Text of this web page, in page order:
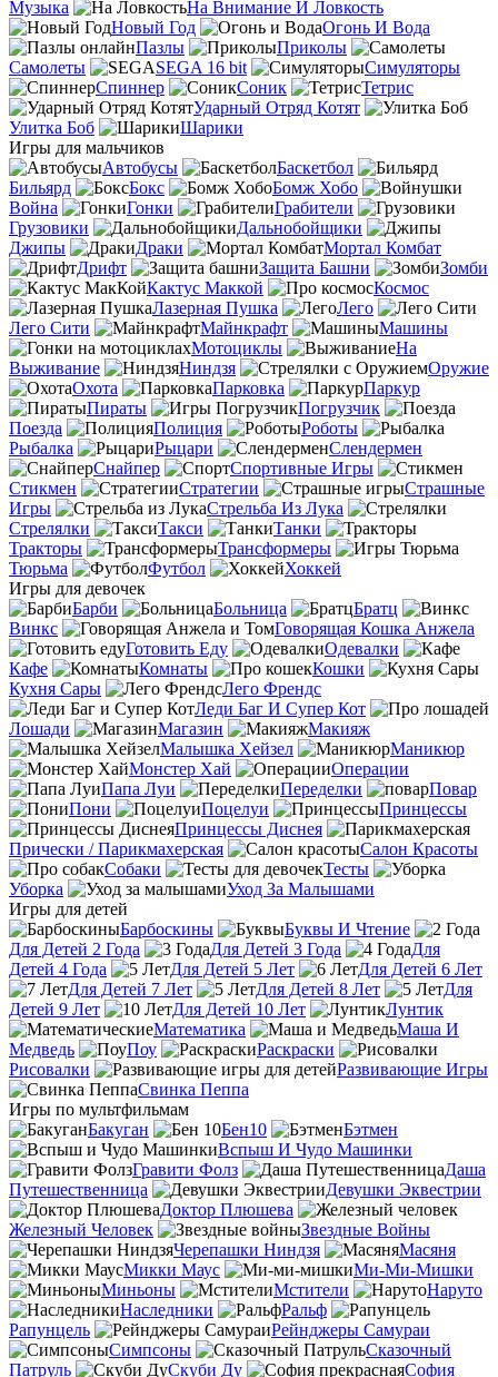
Музыка
На Внимание И Ловкость
Новый Год
Огонь И Вода
Пазлы
Приколы
Самолеты
SEGA 16 bit
Симуляторы
Спиннер
Соник
Тетрис
Ударный Отряд Котят
Улитка Боб
Шарики
Игры для мальчиков
Автобусы
Баскетбол
Бильярд
Бокс
Бомж Хобо
Война
Гонки
Грабители
Грузовики
Дальнобойщики
Джипы
Драки
Мортал Комбат
Дрифт
Защита Башни
Зомби
Кактус Маккой
Космос
Лазерная Пушка
Лего
Лего Сити
Майнкрафт
Машины
Мотоциклы
На
Выживание
Ниндзя
Оружие
Охота
Парковка
Паркур
Пираты
Погрузчик
Поезда
Полиция
Роботы
Рыбалка
Рыцари
Слендермен
Снайпер
Спортивные Игры
Стикмен
Стратегии
Страшные
Игры
Стрельба Из Лука
Стрелялки
Такси
Танки
Тракторы
Трансформеры
Тюрьма
Футбол
Хоккей
Игры для девочек
Барби
Больница
Братц
Винкс
Говорящая Кошка Анжела
Готовить Еду
Одевалки
Кафе
Комнаты
Кошки
Кухня Сары
Лего Френдс
Леди Баг И Супер Кот
Лошади
Магазин
Макияж
Малышка Хейзел
Маникюр
Монстер Хай
Операции
Папа Луи
Переделки
Повар
Пони
Поцелуи
Принцессы
Принцессы Диснея
Прически / Парикмахерская
Салон Красоты
Собаки
Тесты
Уборка
Уход За Малышами
Игры для детей
Барбоскины
Буквы И Чтение
Для Детей 2 Года
Для Детей 3 Года
Для
Детей 4 Года
Для Детей 5 Лет
Для Детей 6 Лет
Для Детей 7 Лет
Для Детей 8 Лет
Для
Детей 9 Лет
Для Детей 10 Лет
Лунтик
Математика
Маша И
Медведь
Поу
Раскраски
Рисовалки
Развивающие Игры
Свинка Пеппа
Игры по мультфильмам
Бакуган
Бен10
Бэтмен
Вспыш И Чудо Машинки
Гравити Фолз
Даша
Путешественница
Девушки Эквестрии
Доктор Плюшева
Железный Человек
Звездные Войны
Черепашки Ниндзя
Масяня
Микки Маус
Ми-Ми-Мишки
Миньоны
Мстители
Наруто
Наследники
Ральф
Рапунцель
Рейнджеры Самураи
Симпсоны
Сказочный
Патруль
Скуби Ду
София